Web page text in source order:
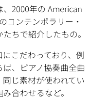
2000年の American
コンテンポラリー・
ちで紹介したもの。
こだわっており、例
、ピアノ協奏曲全曲
じ素材が使われてい
合わせるなど。